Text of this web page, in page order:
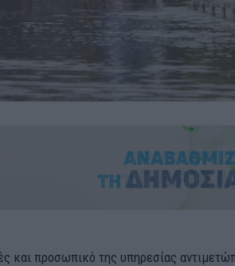
και προσωπικό της υπηρεσίας